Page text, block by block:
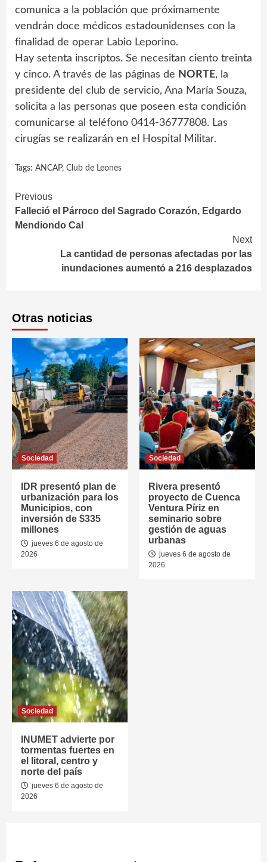
comunica a la población que próximamente
vendrán doce médicos estadounidenses con la
finalidad de operar Labio Leporino.
Hay setenta inscriptos. Se necesitan ciento treinta
y cinco. A través de las páginas de NORTE, la
presidente del club de servicio, Ana María Souza,
solicita a las personas que poseen esta condición
comunicarse al teléfono 0414-36777808. Las
cirugías se realizarán en el Hospital Militar.
Tags: ANCAP, Club de Leones
Continue
Reading
Previous
Falleció el Párroco del Sagrado Corazón, Edgardo
Mendiondo Cal
Next
La cantidad de personas afectadas por las
inundaciones aumentó a 216 desplazados
Otras noticias
Sociedad
IDR presentó plan de
urbanización para los
Municipios, con
inversión de $335
millones
jueves 6 de agosto de
2026
Sociedad
Rivera presentó
proyecto de Cuenca
Ventura Píriz en
seminario sobre
gestión de aguas
urbanas
jueves 6 de agosto de
2026
Sociedad
INUMET advierte por
tormentas fuertes en
el litoral, centro y
norte del país
jueves 6 de agosto de
2026